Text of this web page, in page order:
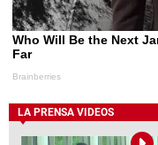
LA PRENSA VIDEOS